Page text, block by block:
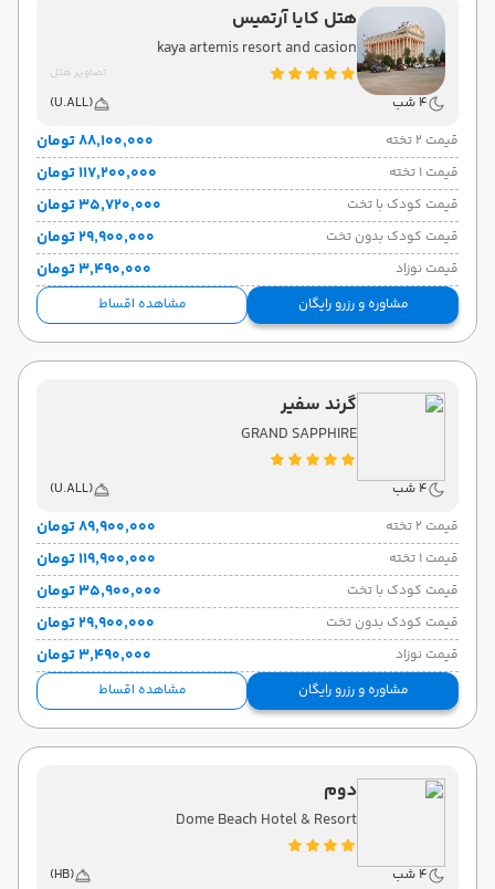
هتل کایا آرتمیس
kaya artemis resort and casion
تصاویر هتل
4 شب
(U.ALL)
قیمت 2 تخته
۸۸٬۱۰۰٬۰۰۰ تومان
قیمت 1 تخته ۱۱۷٬۲۰۰٬۰۰۰ تومان
قیمت کودک با تخت ۳۵٬۷۲۰٬۰۰۰ تومان
قیمت کودک بدون تخت ۲۹٬۹۰۰٬۰۰۰ تومان
قیمت نوزاد ۳٬۴۹۰٬۰۰۰ تومان
مشاوره و رزرو رایگان مشاهده اقساط
گرند سفیر
GRAND SAPPHIRE
4 شب
(U.ALL)
قیمت 2 تخته
۸۹٬۹۰۰٬۰۰۰ تومان
قیمت 1 تخته ۱۱۹٬۹۰۰٬۰۰۰ تومان
قیمت کودک با تخت ۳۵٬۹۰۰٬۰۰۰ تومان
قیمت کودک بدون تخت ۲۹٬۹۰۰٬۰۰۰ تومان
قیمت نوزاد ۳٬۴۹۰٬۰۰۰ تومان
مشاوره و رزرو رایگان مشاهده اقساط
دوم
Dome Beach Hotel & Resort
4 شب
(HB)